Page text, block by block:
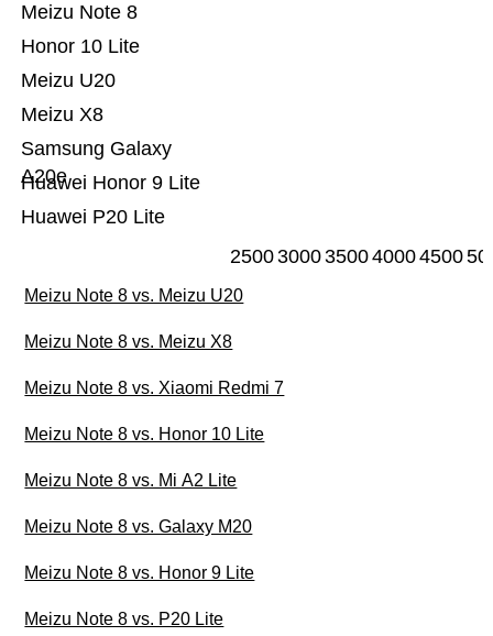
Huawei P20 Lite
Huawei Honor 9 Lite
Samsung Galaxy
A20e
Meizu X8
Meizu U20
Honor 10 Lite
Meizu Note 8
25003000350040004500
Meizu Note 8 vs. Meizu U20
Meizu Note 8 vs. Meizu X8
Meizu Note 8 vs. Xiaomi Redmi 7
Meizu Note 8 vs. Honor 10 Lite
Meizu Note 8 vs. Mi A2 Lite
Meizu Note 8 vs. Galaxy M20
Meizu Note 8 vs. Honor 9 Lite
Meizu Note 8 vs. P20 Lite